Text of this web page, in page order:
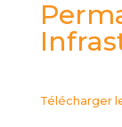
Télécharger